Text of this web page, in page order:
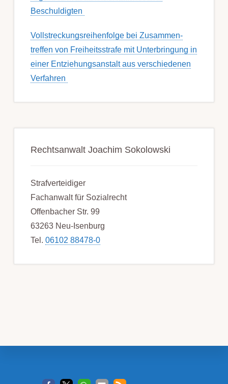
Beschuldigten
Voll­streckungs­­­reihenfolge bei Zusamm­­en­
treffen von Frei­heits­strafe mit Unter­bring­ung in
einer Ent­ziehungs­anstalt aus ver­schied­enen
Ver­fahren
Rechtsanwalt Joachim Sokolowski
Strafverteidiger
Fachanwalt für Sozialrecht
Offenbacher Str. 99
63263 Neu-Isenburg
Tel. 06102 88478-0